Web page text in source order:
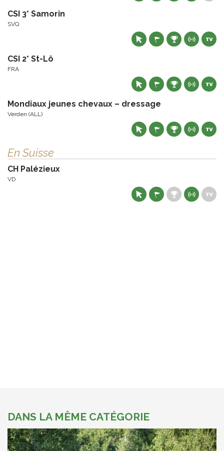
CSI 3* Samorin
SVQ
CSI 2* St-Lô
FRA
Mondiaux jeunes chevaux – dressage
Verden (ALL)
En Suisse
CH Palézieux
VD
DANS LA MÊME CATÉGORIE